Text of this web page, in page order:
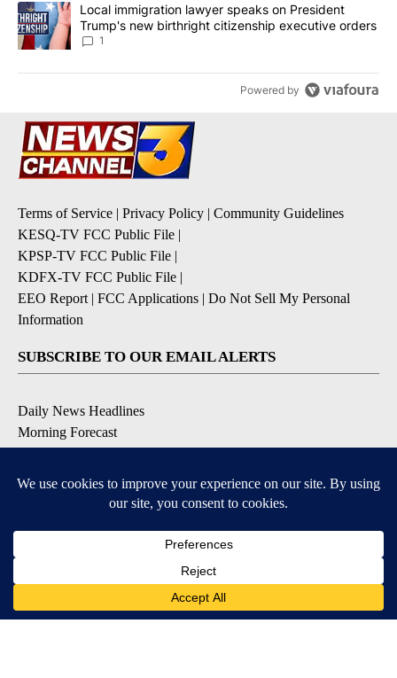
A trending article titled "Local immigration lawyer speaks on
Local immigration lawyer speaks on President
Trump's new birthright citizenship executive orders
1
Powered by
Terms of Service | Privacy Policy | Community Guidelines
KESQ-TV FCC Public File |
KPSP-TV FCC Public File |
KDFX-TV FCC Public File |
EEO Report | FCC Applications | Do Not Sell My Personal
Information
SUBSCRIBE TO OUR EMAIL ALERTS
Daily News Headlines
Morning Forecast
Contests & Promotions
DOWNLOAD OUR APPS
Available for iOS and Android